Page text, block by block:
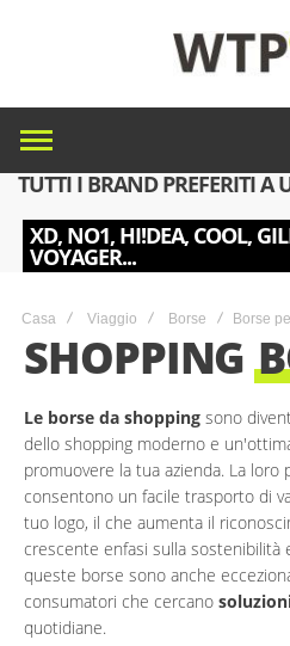
TUTTI I BRAND PREFERITI A
XD, NO1, HI!DEA, COOL,
VOYAGER...
Casa Viaggio Borse Borse
SHOPPING
Le borse da shopping sono
dello shopping moderno e
promuovere la tua azienda. La loro
consentono un facile trasporto di
tuo logo, il che aumenta il
crescente enfasi sulla sostenibilità
queste borse sono anche
consumatori che cercano
quotidiane.